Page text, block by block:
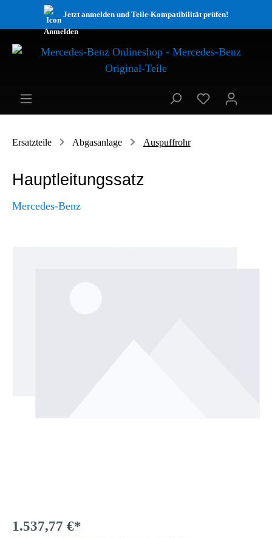
Jetzt anmelden und Teile-Kompatibilität prüfen!
Ersatzteile Abgasanlage Auspuffrohr
Hauptleitungssatz
Mercedes-Benz
1.537,77 €*